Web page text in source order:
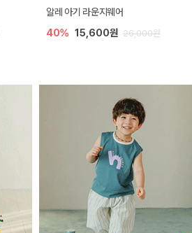
알레 아기 라운지웨어
40% 15,600원 26,000원